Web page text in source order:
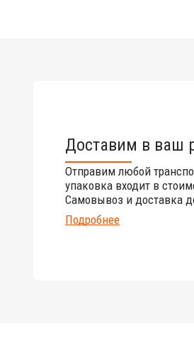
Доставим в ваш
Отправим любой
упаковка входит в
Самовывоз и доставка
Подробнее